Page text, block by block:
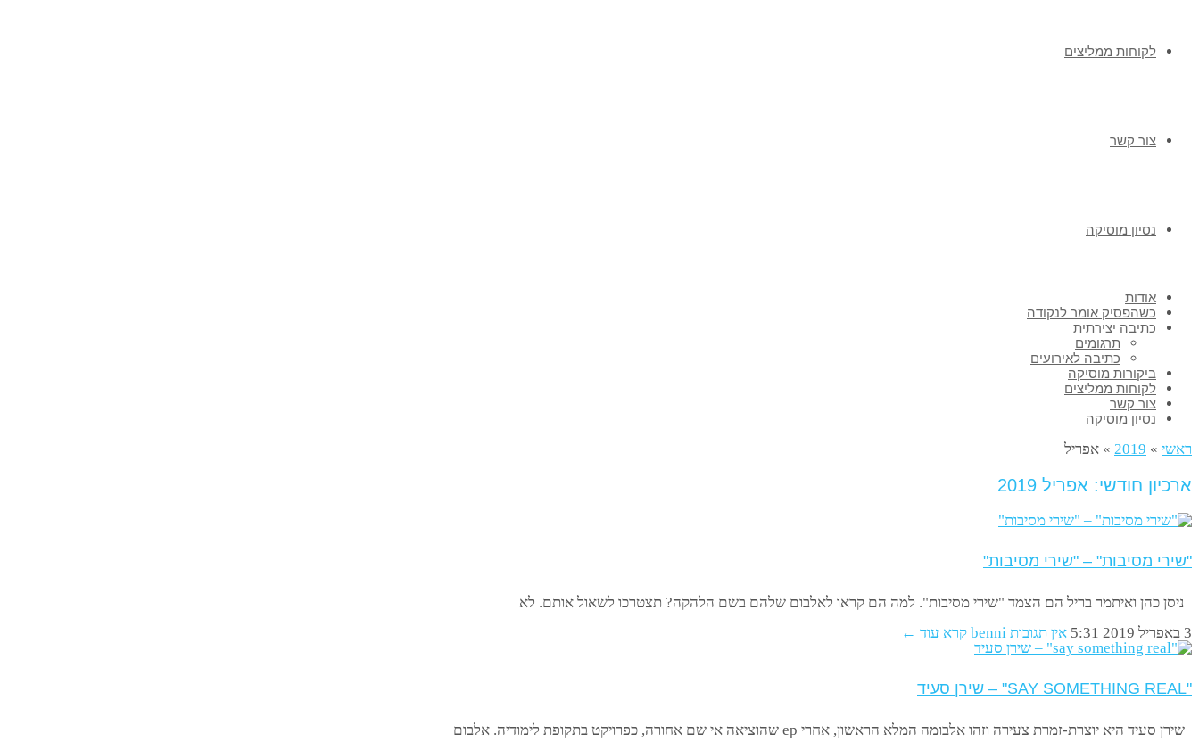
לקוחות ממליצים
צור קשר
נסיון מוסיקה
אודות
כשהפסיק אומר לנקודה
כתיבה יצירתית
תרגומים
כתיבה לאירועים
ביקורות מוסיקה
לקוחות ממליצים
צור קשר
נסיון מוסיקה
ראשי »
2019
» אפריל
ארכיון חודשי: אפריל 2019
"שירי מסיבות" – "שירי מסיבות"
ניסן כהן ואיתמר בריל הם הצמד "שירי מסיבות". למה הם קראו לאלבום שלהם בשם הלהקה? תצטרכו לשאול אותם. לא
3 באפריל 2019
5:31 אין תגובות benni קרא עוד ←
"SAY SOMETHING REAL" – שירן סעיד
שירן סעיד היא יוצרת-זמרת צעירה וזהו אלבומה המלא הראשון, אחרי ep שהוציאה אי שם אחורה, כפרויקט בתקופת לימודיה. אלבום